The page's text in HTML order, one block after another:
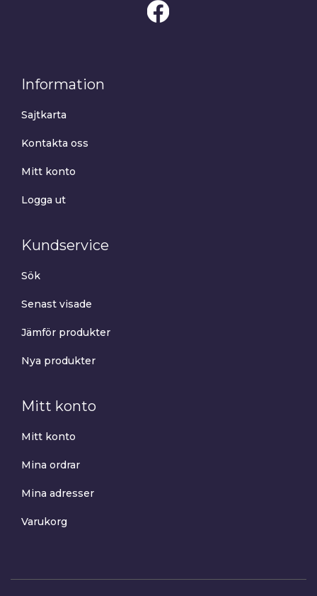
Information
Sajtkarta
Kontakta oss
Mitt konto
Logga ut
Kundservice
Sök
Senast visade
Jämför produkter
Nya produkter
Mitt konto
Mitt konto
Mina ordrar
Mina adresser
Varukorg